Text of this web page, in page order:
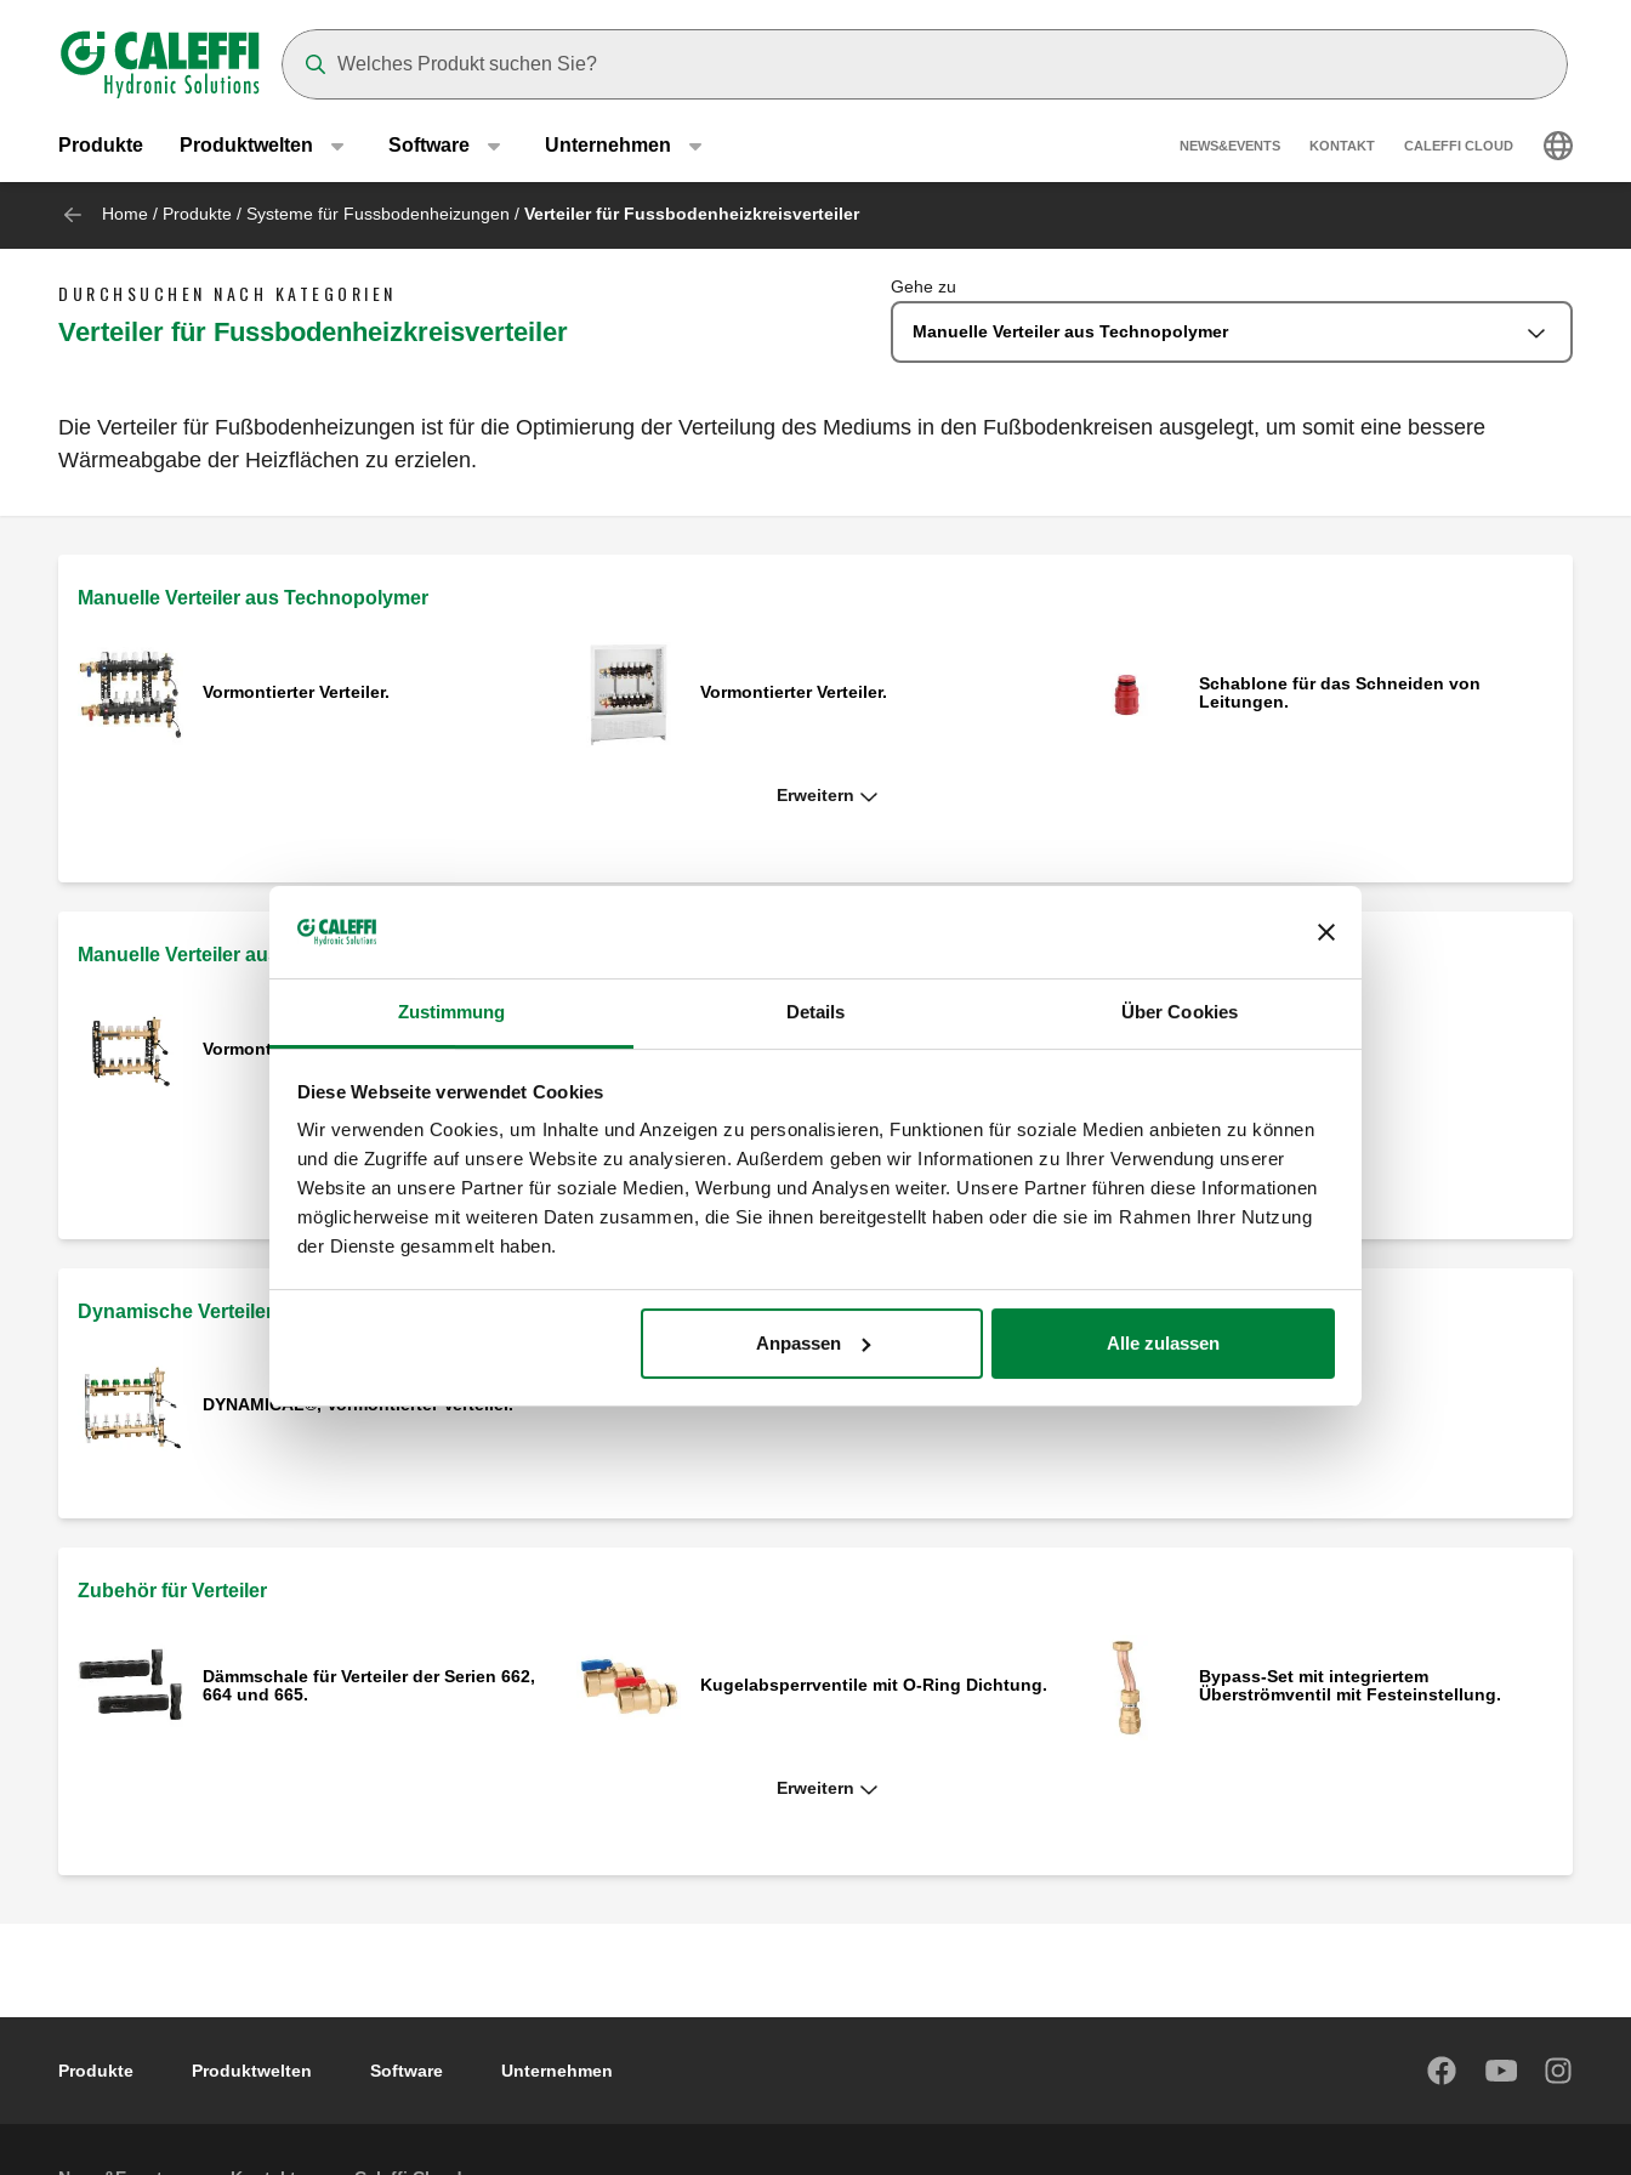
Zustimmung Details Über Cookies
Diese Webseite verwendet Cookies
Wir verwenden Cookies, um Inhalte und Anzeigen zu personalisieren, Funktionen für soziale Medien anbieten zu können
und die Zugriffe auf unsere Website zu analysieren. Außerdem geben wir Informationen zu Ihrer Verwendung unserer
Website an unsere Partner für soziale Medien, Werbung und Analysen weiter. Unsere Partner führen diese Informationen
möglicherweise mit weiteren Daten zusammen, die Sie ihnen bereitgestellt haben oder die sie im Rahmen Ihrer Nutzung
der Dienste gesammelt haben.
Anpassen Alle zulassen
Header main navigation
Produkte Produktwelten Software Unternehmen Header secondary
NEWS&EVENTS KONTAKT CALEFFI CLOUD
Home / Produkte / Systeme für Fussbodenheizungen / Verteiler für Fussbodenheizkreisverteiler
DURCHSUCHEN NACH KATEGORIEN
Verteiler für Fussbodenheizkreisverteiler
Gehe zu
Manuelle Verteiler aus Technopolymer
Die Verteiler für Fußbodenheizungen ist für die Optimierung der Verteilung des Mediums in den Fußbodenkreisen ausgelegt, um somit eine bessere
Wärmeabgabe der Heizflächen zu erzielen.
Manuelle Verteiler aus Technopolymer
Vormontierter Verteiler. Vormontierter Verteiler.
Schablone für das Schneiden von
Leitungen.
Thermometer mit Schnellkupplung für
Heizkreisrohr.
Erweitern
Manuelle Verteiler aus Messing
Vormontierter Verteiler. Verteilerpaar
Polymer- Montagebügel, Polymer-
Montagebügel mit verstellbarem
Mittenabstand für Verteiler der Serie 662
Rücklaufkopfgruppe mit automatischem
Entlüfter und Füll-/ Entleerungshahn
Vorlaufkopfgruppe mit Entlüfter und Füll-/
Entleerungshahn
Erweitern
Dynamische Verteiler aus Messing
DYNAMICAL®, Vormontierter Verteiler.
Zubehör für Verteiler
Dämmschale für Verteiler der Serien 662,
664 und 665.
Kugelabsperrventile mit O-Ring Dichtung.
Bypass-Set mit integriertem
Überströmventil mit Festeinstellung.
Erweitern
Footer main navigation
Produkte Produktwelten Software Unternehmen